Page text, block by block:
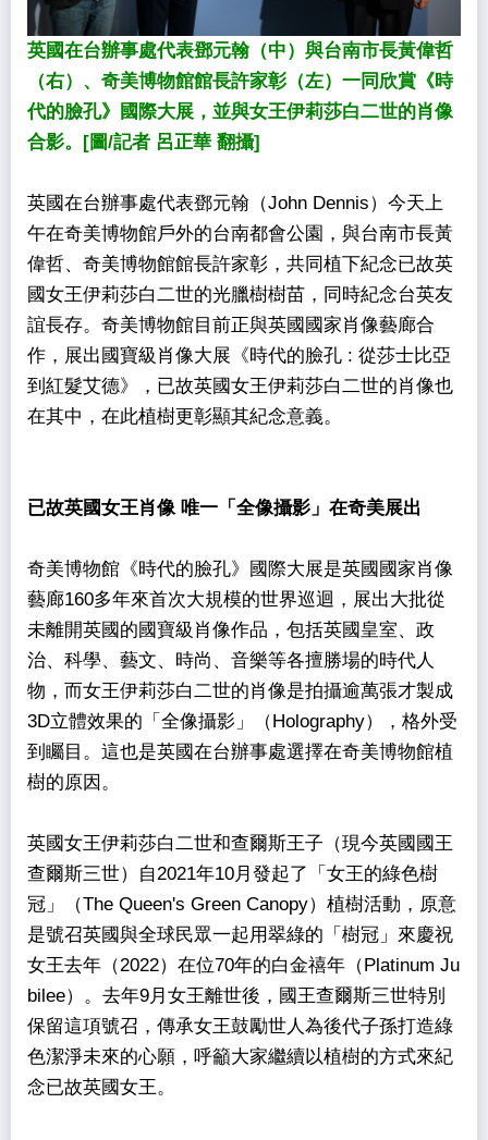
英國在台辦事處代表鄧元翰（中）與台南市長黃偉哲
（右）、奇美博物館館長許家彰（左）一同欣賞《時
代的臉孔》國際大展，並與女王伊莉莎白二世的肖像
合影。[圖/記者 呂正華 翻攝]
英國在台辦事處代表鄧元翰（John Dennis）今天上
午在奇美博物館戶外的台南都會公園，與台南市長黃
偉哲、奇美博物館館長許家彰，共同植下紀念已故英
國女王伊莉莎白二世的光臘樹樹苗，同時紀念台英友
誼長存。奇美博物館目前正與英國國家肖像藝廊合
作，展出國寶級肖像大展《時代的臉孔 : 從莎士比亞
到紅髮艾德》，已故英國女王伊莉莎白二世的肖像也
在其中，在此植樹更彰顯其紀念意義。
已故英國女王肖像 唯一「全像攝影」在奇美展出
奇美博物館《時代的臉孔》國際大展是英國國家肖像
藝廊160多年來首次大規模的世界巡迴，展出大批從
未離開英國的國寶級肖像作品，包括英國皇室、政
治、科學、藝文、時尚、音樂等各擅勝場的時代人
物，而女王伊莉莎白二世的肖像是拍攝逾萬張才製成
3D立體效果的「全像攝影」（Holography），格外受
到矚目。這也是英國在台辦事處選擇在奇美博物館植
樹的原因。
英國女王伊莉莎白二世和查爾斯王子（現今英國國王
查爾斯三世）自2021年10月發起了「女王的綠色樹
冠」（The Queen's Green Canopy）植樹活動，原意
是號召英國與全球民眾一起用翠綠的「樹冠」來慶祝
女王去年（2022）在位70年的白金禧年（Platinum Ju
bilee）。去年9月女王離世後，國王查爾斯三世特別
保留這項號召，傳承女王鼓勵世人為後代子孫打造綠
色潔淨未來的心願，呼籲大家繼續以植樹的方式來紀
念已故英國女王。